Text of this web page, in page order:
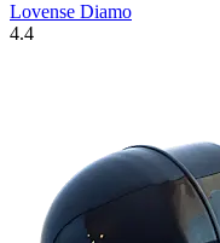
Lovense Diamo
4.4